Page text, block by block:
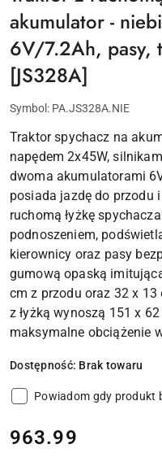
akumulator -
6V/7.2Ah, pasy,
[JS328A]
Symbol: PA.JS328A.NIE
Traktor spychacz na
napędem 2x45W,
dwoma akumulatorami
posiada jazdę do przodu
ruchomą łyżkę
podnoszeniem,
kierownicy oraz pasy
gumową opaską
cm z przodu oraz 32 x 13
z łyżką wynoszą 151 x
maksymalne obciążenie
Dostępność: Brak towaru
Powiadom gdy produkt
cena:
963.99